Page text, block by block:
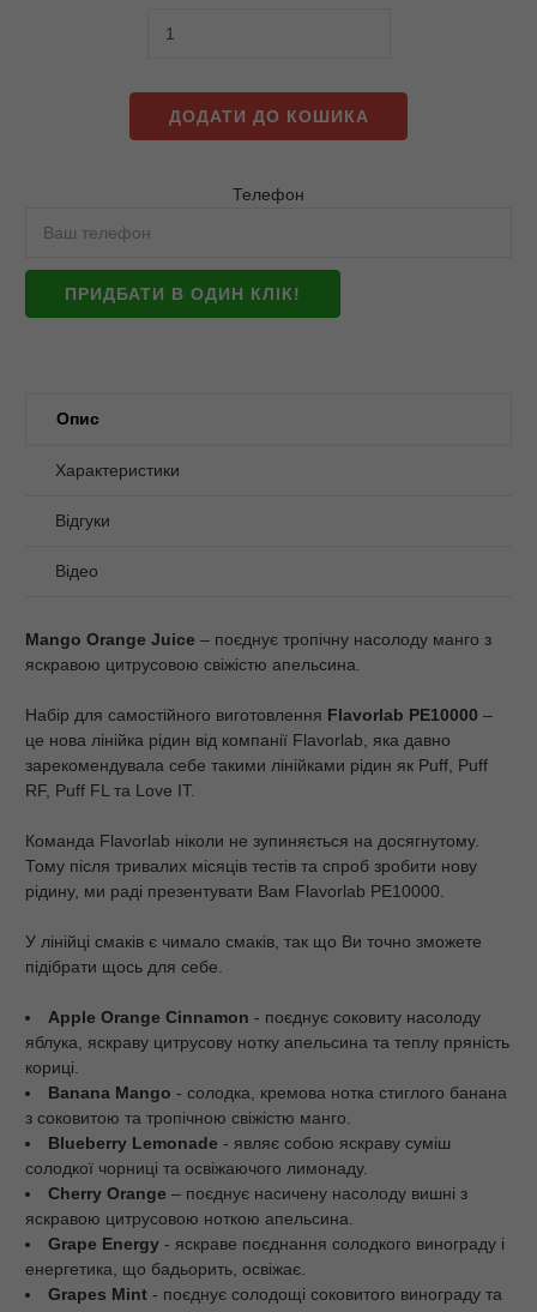
ДОДАТИ ДО КОШИКА
Телефон
ПРИДБАТИ В ОДИН КЛІК!
Опис
Характеристики
Відгуки
Відео
Mango Orange Juice – поєднує тропічну насолоду манго з
яскравою цитрусовою свіжістю апельсина.
Набір для самостійного виготовлення Flavorlab PE10000 –
це нова лінійка рідин від компанії Flavorlab, яка давно
зарекомендувала себе такими лінійками рідин як Puff, Puff
RF, Puff FL та Love IT.
Команда Flavorlab ніколи не зупиняється на досягнутому.
Тому після тривалих місяців тестів та спроб зробити нову
рідину, ми раді презентувати Вам Flavorlab PE10000.
У лінійці смаків є чимало смаків, так що Ви точно зможете
підібрати щось для себе.
Apple Orange Cinnamon - поєднує соковиту насолоду
яблука, яскраву цитрусову нотку апельсина та теплу пряність
кориці.
Banana Mango - солодка, кремова нотка стиглого банана
з соковитою та тропічною свіжістю манго.
Blueberry Lemonade - являє собою яскраву суміш
солодкої чорниці та освіжаючого лимонаду.
Cherry Orange – поєднує насичену насолоду вишні з
яскравою цитрусовою ноткою апельсина.
Grape Energy - яскраве поєднання солодкого винограду і
енергетика, що бадьорить, освіжає.
Grapes Mint - поєднує солодощі соковитого винограду та